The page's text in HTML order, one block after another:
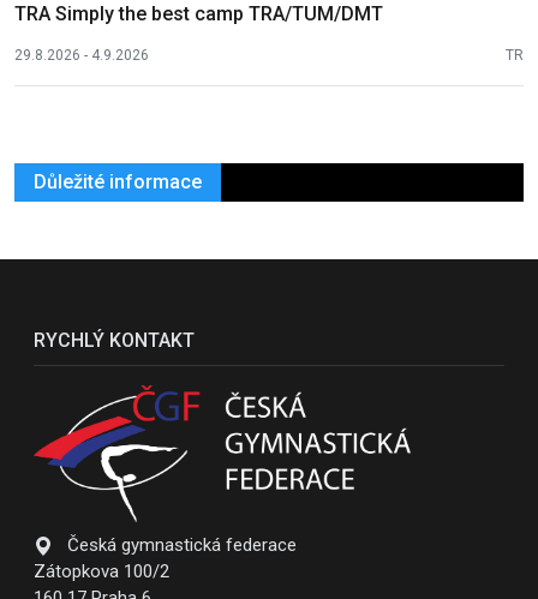
TRA Simply the best camp TRA/TUM/DMT
29.8.2026 - 4.9.2026 TR
Důležité informace
RYCHLÝ KONTAKT
Česká gymnastická federace
Zátopkova 100/2